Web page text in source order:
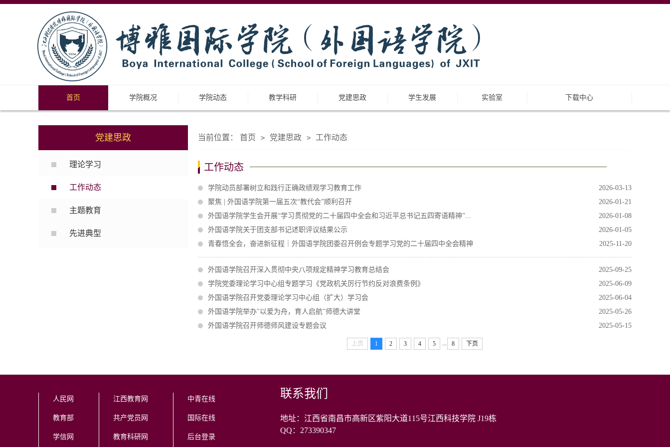
首页 学院概况 学院动态 教学科研 党建思政 学生发展 实验室 下载中心
党建思政
理论学习
工作动态
主题教育
先进典型
当前位置： 首页 > 党建思政 > 工作动态
工作动态
2026-03-13
学院动员部署树立和践行正确政绩观学习教育工作
2026-01-21
聚焦 | 外国语学院第一届五次“教代会”顺利召开
2026-01-08
外国语学院学生会开展“学习贯彻党的二十届四中全会和习近平总书记五四寄语精神”...
2026-01-05
外国语学院关于团支部书记述职评议结果公示
2025-11-20
青春悟全会，奋进新征程｜外国语学院团委召开例会专题学习党的二十届四中全会精神
2025-09-25
外国语学院召开深入贯彻中央八项规定精神学习教育总结会
2025-06-09
学院党委理论学习中心组专题学习《党政机关厉行节约反对浪费条例》
2025-06-04
外国语学院召开党委理论学习中心组（扩大）学习会
2025-05-26
外国语学院举办"以爱为舟，育人启航"师德大讲堂
2025-05-15
外国语学院召开师德师风建设专题会议
上页 1 2 3 4 5 8 下页
人民网
教育部
学信网
江西教育网
共产党员网
教育科研网
中青在线
国际在线
后台登录
联系我们
地址：江西省南昌市高新区紫阳大道115号江西科技学院 J19栋
QQ：273390347